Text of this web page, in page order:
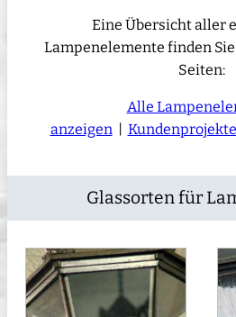
Eine Übersicht aller
Lampenelemente finden
Seiten:
Alle
anzeigen|
Glassorten für